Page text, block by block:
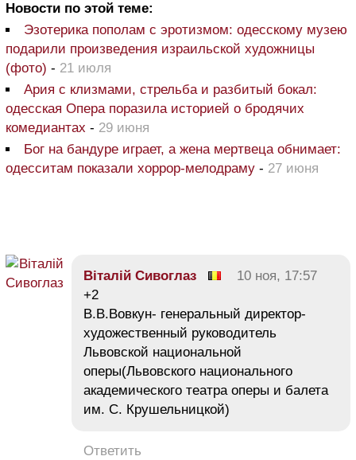
Новости по этой теме:
Эзотерика пополам с эротизмом: одесскому музею
подарили произведения израильской художницы
(фото) - 21 июля
Ария с клизмами, стрельба и разбитый бокал:
одесская Опера поразила историей о бродячих
комедиантах - 29 июня
Бог на бандуре играет, а жена мертвеца обнимает:
одесситам показали хоррор-мелодраму - 27 июня
Віталій Сивоглаз
10 ноя, 17:57
+2
В.В.Вовкун- генеральный директор-
художественный руководитель
Львовской национальной
оперы(Львовского национального
академического театра оперы и балета
им. С. Крушельницкой)
Ответить